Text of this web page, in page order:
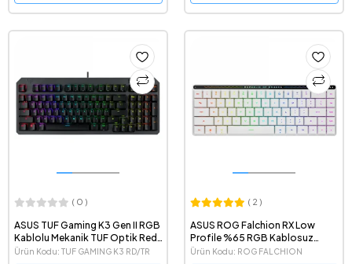
( 0 )
ASUS TUF Gaming K3 Gen II RGB
Kablolu Mekanik TUF Optik Red
Switch Gaming Klavye
Ürün Kodu: TUF GAMING K3 RD/TR
( 2 )
ASUS ROG Falchion RX Low
Profile %65 RGB Kablosuz
Mekanik Red Switch Türkçe Q
Ürün Kodu: ROG FALCHION